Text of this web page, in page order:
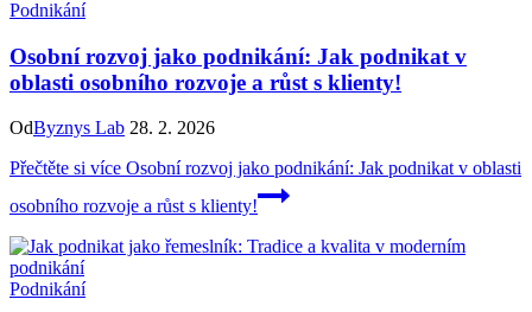
Podnikání
Osobní rozvoj jako podnikání: Jak podnikat v
oblasti osobního rozvoje a růst s klienty!
OdByznys Lab 28. 2. 2026
Přečtěte si více Osobní rozvoj jako podnikání: Jak podnikat v oblasti
osobního rozvoje a růst s klienty!
Podnikání